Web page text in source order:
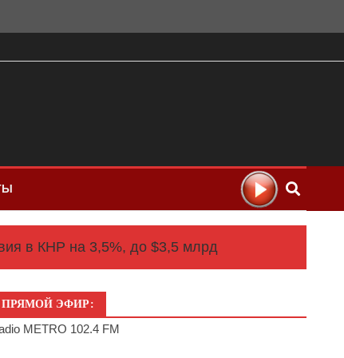
в КНР на 3,5%, до $3,5 млрд
ПРЯМОЙ ЭФИР:
METRO 102.4 FM